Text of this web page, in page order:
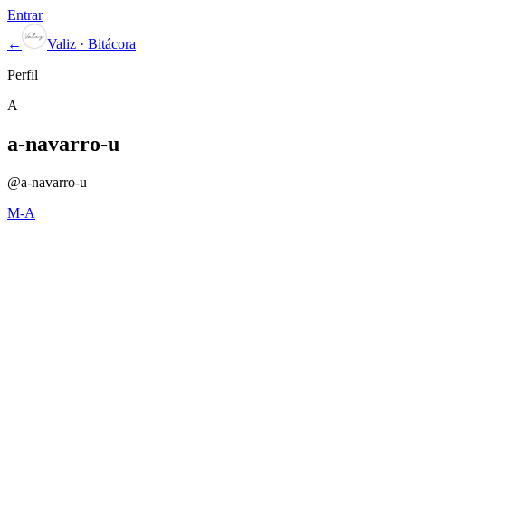
Entrar
←
Valiz · Bitácora
Perfil
A
a-navarro-u
@a-navarro-u
M-A